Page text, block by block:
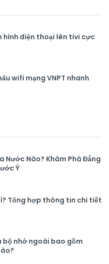
hình điện thoại lên tivi cực
wifi mạng VNPT nhanh
Nước Nào? Khám Phá Đẳng
Ý
Tổng hợp thông tin chi tiết
bộ nhớ ngoài bao gồm